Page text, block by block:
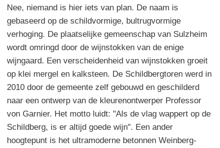
Nee, niemand is hier iets van plan. De naam is
gebaseerd op de schildvormige, bultrugvormige
verhoging. De plaatselijke gemeenschap van Sulzheim
wordt omringd door de wijnstokken van de enige
wijngaard. Een verscheidenheid van wijnstokken groeit
op klei mergel en kalksteen. De Schildbergtoren werd in
2010 door de gemeente zelf gebouwd en geschilderd
naar een ontwerp van de kleurenontwerper Professor
von Garnier. Het motto luidt: "Als de vlag wappert op de
Schildberg, is er altijd goede wijn". Een ander
hoogtepunt is het ultramoderne betonnen Weinberg-